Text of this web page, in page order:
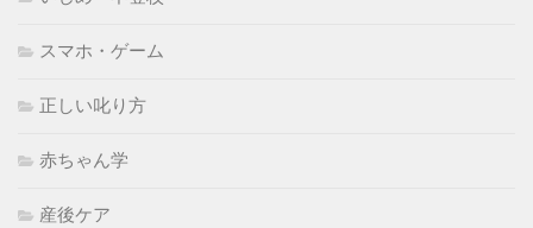
スマホ・ゲーム
正しい叱り方
赤ちゃん学
産後ケア